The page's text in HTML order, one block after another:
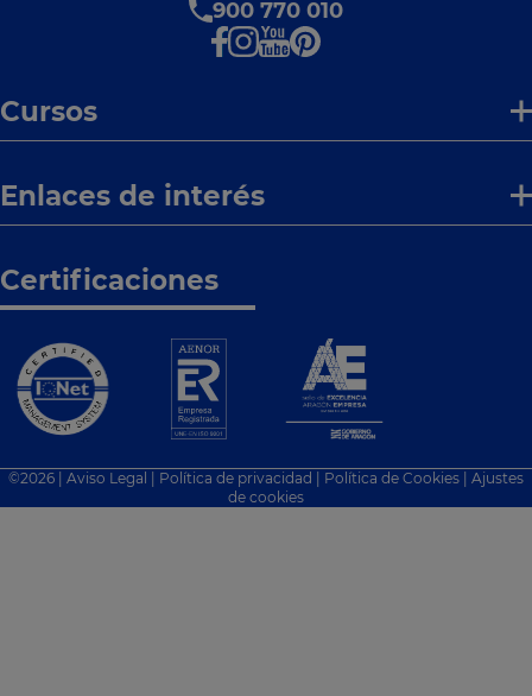
900 770 010
Cursos
Enlaces de interés
Certificaciones
©2026 | Aviso Legal | Política de privacidad | Política de Cookies | Ajustes
de cookies